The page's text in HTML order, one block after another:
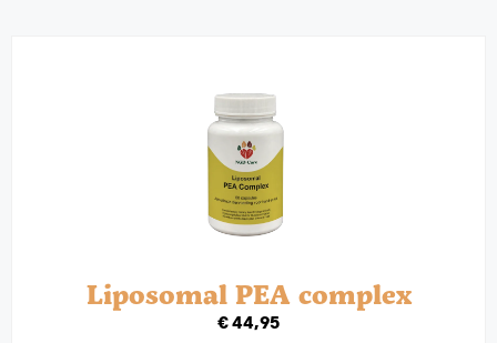
Liposomal PEA complex
€44,95